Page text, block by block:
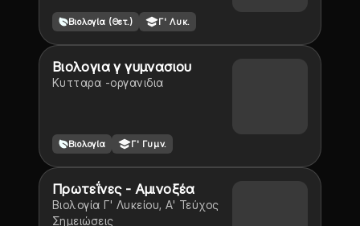
Βιολογία (Θετ.) Γ' Λυκ.
Βιολογια γ γυμνασιου
Κυτταρα -οργανιδια
Βιολογία Γ' Γυμν.
Πρωτεΐνες - Αμινοξέα
Βιολογία Γ' Λυκείου, Α' Τεύχος
Σημειώσεις